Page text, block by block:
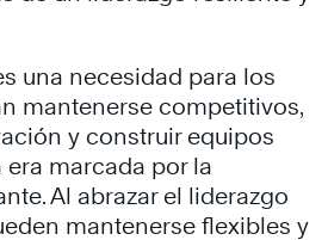
una necesidad para los
mantenerse competitivos,
y construir equipos
marcada por la
Al abrazar el liderazgo
mantenerse flexibles y